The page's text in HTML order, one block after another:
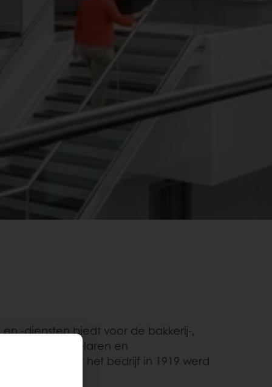
-diensten biedt voor de bakkerij-,
detailhandelaren en
België, waar het bedrijf in 1919 werd